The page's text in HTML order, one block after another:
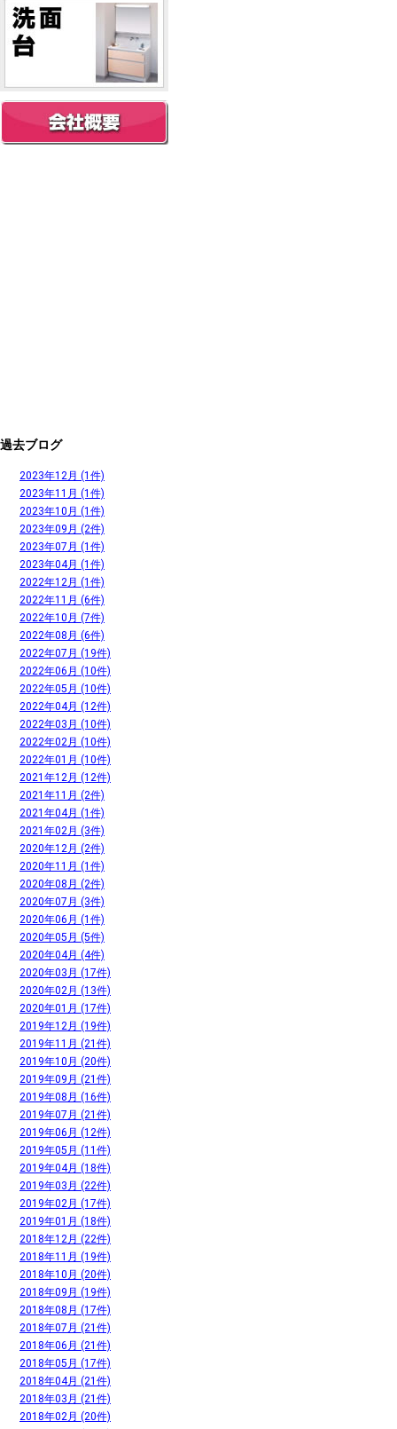
過去ブログ
2023年12月 (1件)
2023年11月 (1件)
2023年10月 (1件)
2023年09月 (2件)
2023年07月 (1件)
2023年04月 (1件)
2022年12月 (1件)
2022年11月 (6件)
2022年10月 (7件)
2022年08月 (6件)
2022年07月 (19件)
2022年06月 (10件)
2022年05月 (10件)
2022年04月 (12件)
2022年03月 (10件)
2022年02月 (10件)
2022年01月 (10件)
2021年12月 (12件)
2021年11月 (2件)
2021年04月 (1件)
2021年02月 (3件)
2020年12月 (2件)
2020年11月 (1件)
2020年08月 (2件)
2020年07月 (3件)
2020年06月 (1件)
2020年05月 (5件)
2020年04月 (4件)
2020年03月 (17件)
2020年02月 (13件)
2020年01月 (17件)
2019年12月 (19件)
2019年11月 (21件)
2019年10月 (20件)
2019年09月 (21件)
2019年08月 (16件)
2019年07月 (21件)
2019年06月 (12件)
2019年05月 (11件)
2019年04月 (18件)
2019年03月 (22件)
2019年02月 (17件)
2019年01月 (18件)
2018年12月 (22件)
2018年11月 (19件)
2018年10月 (20件)
2018年09月 (19件)
2018年08月 (17件)
2018年07月 (21件)
2018年06月 (21件)
2018年05月 (17件)
2018年04月 (21件)
2018年03月 (21件)
2018年02月 (20件)